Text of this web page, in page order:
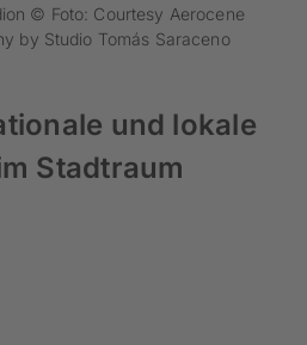
© Foto: Courtesy Aerocene
by Studio Tomás Saraceno
und lokale
Stadtraum